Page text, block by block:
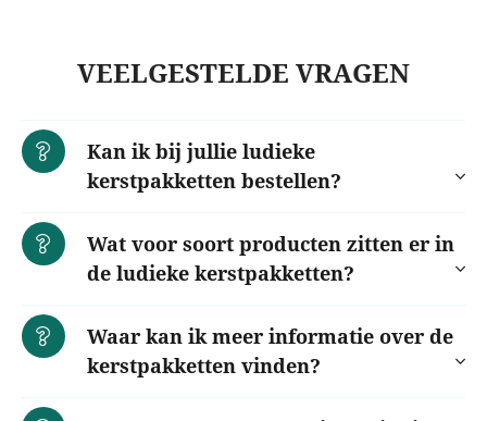
VEELGESTELDE VRAGEN
Kan ik bij jullie ludieke
kerstpakketten bestellen?
Wat voor soort producten zitten er in
de ludieke kerstpakketten?
Waar kan ik meer informatie over de
kerstpakketten vinden?